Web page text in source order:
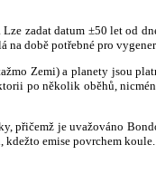
zadat datum ±50 let od
době potřebné pro
Zemi) a planety jsou
po několik oběhů,
přičemž je uvažováno
emise povrchem koule.